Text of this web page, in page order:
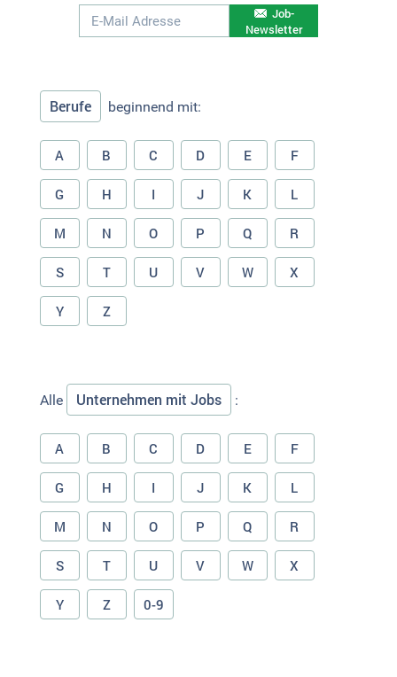
Job-
Newsletter
Berufe beginnend mit:
A B C D E F
G H I J K L
M N O P Q R
S T U V W X
Y Z
Alle Unternehmen mit Jobs :
A B C D E F
G H I J K L
M N O P Q R
S T U V W X
Y Z 0-9